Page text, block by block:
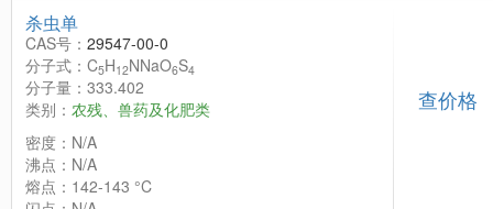
杀虫单
CAS号： 29547-00-0
分子式：C5H12NNaO6S4
分子量：333.402
类别： 农残、兽药及化肥类
密度：N/A
沸点：N/A
熔点：142-143 °C
查价格